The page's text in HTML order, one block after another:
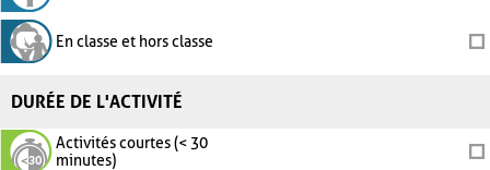
En classe et hors classe
DURÉE DE L'ACTIVITÉ
Activités courtes (< 30
minutes)